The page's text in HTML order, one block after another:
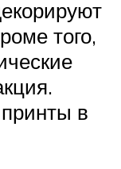
того,
в